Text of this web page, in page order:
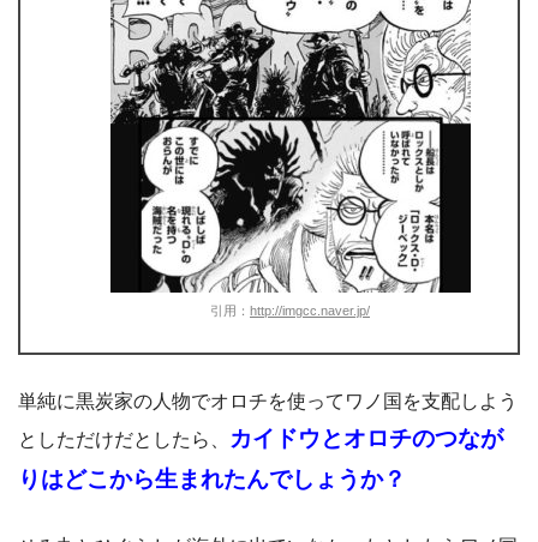
引用： http://imgcc.naver.jp/
単純に黒炭家の人物でオロチを使ってワノ国を支配しよう
としただけだとしたら、
カイドウとオロチのつなが
りはどこから生まれたんでしょうか？